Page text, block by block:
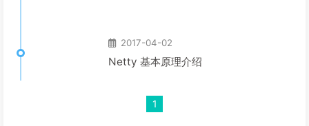
2017-04-02
Netty 基本原理介绍
1